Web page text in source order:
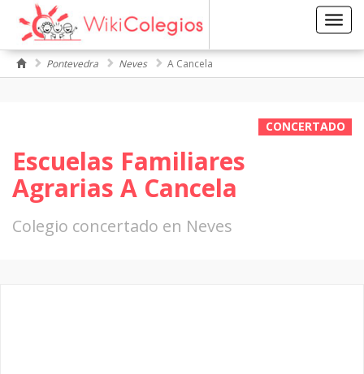
Pontevedra Neves A Cancela
CONCERTADO
Escuelas Familiares
Agrarias A Cancela
Colegio concertado en Neves